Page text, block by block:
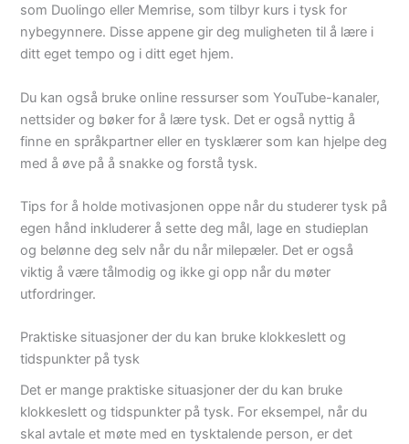
som Duolingo eller Memrise, som tilbyr kurs i tysk for
nybegynnere. Disse appene gir deg muligheten til å lære i
ditt eget tempo og i ditt eget hjem.
Du kan også bruke online ressurser som YouTube-kanaler,
nettsider og bøker for å lære tysk. Det er også nyttig å
finne en språkpartner eller en tysklærer som kan hjelpe deg
med å øve på å snakke og forstå tysk.
Tips for å holde motivasjonen oppe når du studerer tysk på
egen hånd inkluderer å sette deg mål, lage en studieplan
og belønne deg selv når du når milepæler. Det er også
viktig å være tålmodig og ikke gi opp når du møter
utfordringer.
Praktiske situasjoner der du kan bruke klokkeslett og
tidspunkter på tysk
Det er mange praktiske situasjoner der du kan bruke
klokkeslett og tidspunkter på tysk. For eksempel, når du
skal avtale et møte med en tysktalende person, er det